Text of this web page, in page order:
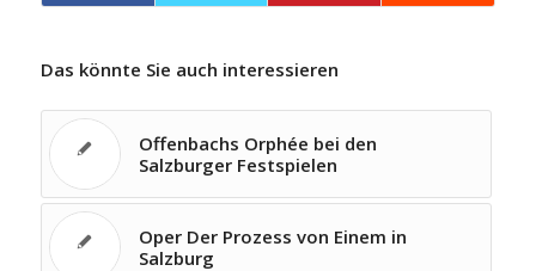
Das könnte Sie auch interessieren
Offenbachs Orphée bei den
Salzburger Festspielen
Oper Der Prozess von Einem in
Salzburg